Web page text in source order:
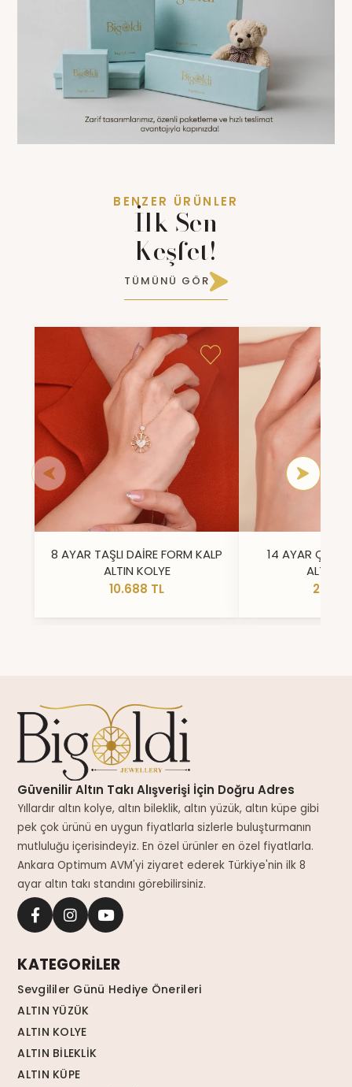
BENZER ÜRÜNLER
İlk Sen
Keşfet!
TÜMÜNÜ GÖR
8 AYAR TAŞLI DAİRE FORM KALP
ALTIN KOLYE
10.688 TL
14 AYAR ÇİFT
ALTIN
Güvenilir Altın Takı Alışverişi İçin Doğru Adres
Yıllardır altın kolye, altın bileklik, altın yüzük, altın küpe gibi
pek çok ürünü en uygun fiyatlarla sizlerle buluşturmanın
mutluluğu içerisindeyiz. En özel ürünler en özel fiyatlarla.
Ankara Optimum AVM'yi ziyaret ederek Türkiye'nin ilk 8
ayar altın takı standını görebilirsiniz.
KATEGORİLER
Sevgililer Günü Hediye Önerileri
ALTIN YÜZÜK
ALTIN KOLYE
ALTIN BİLEKLİK
ALTIN KÜPE